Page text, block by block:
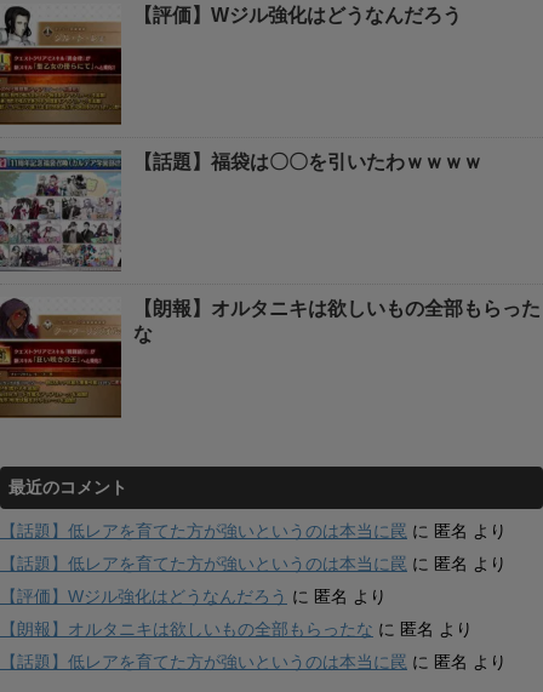
【評価】Wジル強化はどうなんだろう
【話題】福袋は〇〇を引いたわｗｗｗｗ
【朗報】オルタニキは欲しいもの全部もらった
な
最近のコメント
【話題】低レアを育てた方が強いというのは本当に罠 に 匿名 より
【話題】低レアを育てた方が強いというのは本当に罠 に 匿名 より
【評価】Wジル強化はどうなんだろう に 匿名 より
【朗報】オルタニキは欲しいもの全部もらったな に 匿名 より
【話題】低レアを育てた方が強いというのは本当に罠 に 匿名 より